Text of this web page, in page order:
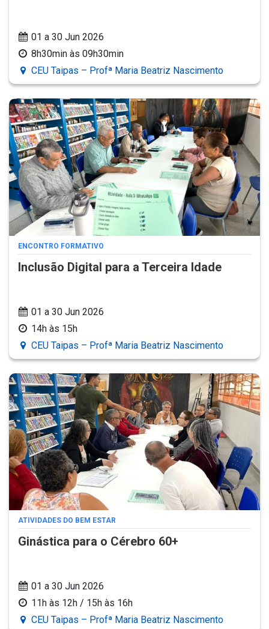
01 a 30 Jun 2026
8h30min às 09h30min
CEU Taipas – Profª Maria Beatriz Nascimento
ENCONTRO FORMATIVO
Inclusão Digital para a Terceira Idade
01 a 30 Jun 2026
14h às 15h
CEU Taipas – Profª Maria Beatriz Nascimento
ATIVIDADES DO BEM ESTAR
Ginástica para o Cérebro 60+
01 a 30 Jun 2026
11h às 12h / 15h às 16h
CEU Taipas – Profª Maria Beatriz Nascimento